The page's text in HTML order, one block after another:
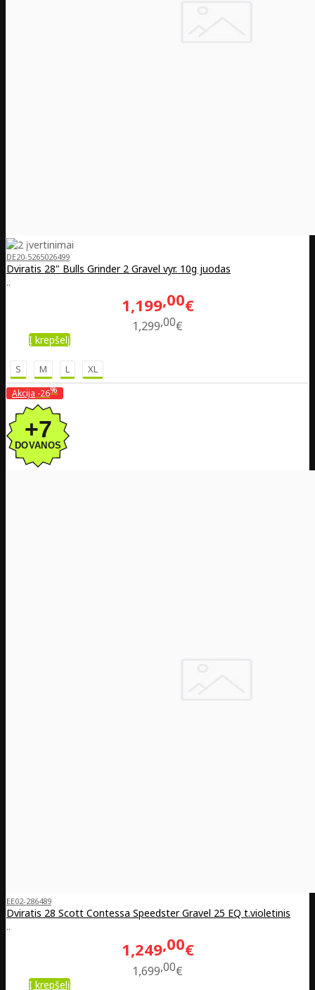
DE20-5265026499
Dviratis 28" Bulls Grinder 2 Gravel vyr. 10g juodas
..
1,199 00€
1,299 00€
Į krepšelį
S M L XL
Akcija -26%
EE02-286489
Dviratis 28 Scott Contessa Speedster Gravel 25 EQ t.violetinis
..
1,249 00€
1,699 00€
Į krepšelį